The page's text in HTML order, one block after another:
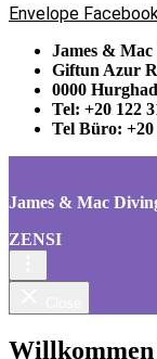
Envelope
James &
Giftun Azur
0000
Tel: +20 122
Tel Büro: +20
James & Mac
ZENSI
Willkommen